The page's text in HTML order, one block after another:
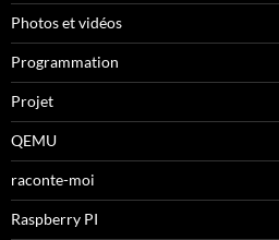
Photos et vidéos
Programmation
Projet
QEMU
raconte-moi
Raspberry PI